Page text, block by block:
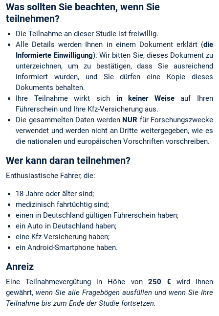
Was sollten Sie beachten, wenn Sie
teilnehmen?
Die Teilnahme an dieser Studie ist freiwillig.
Alle Details werden Ihnen in einem Dokument erklärt (die
Informierte Einwilligung). Wir bitten Sie, dieses Dokument zu
unterzeichnen, um zu bestätigen, dass Sie ausreichend
informiert wurden, und Sie dürfen eine Kopie dieses
Dokuments behalten.
Ihre Teilnahme wirkt sich in keiner Weiseauf Ihren
Führerschein und Ihre Kfz-Versicherung aus.
Die gesammelten Daten werden NUR für Forschungszwecke
verwendet und werden nicht an Dritte weitergegeben, wie es
die nationalen und europäischen Vorschriften vorschreiben.
Wer kann daran teilnehmen?
Enthusiastische Fahrer, die:
18 Jahre oder älter sind;
medizinisch fahrtüchtig sind;
einen in Deutschland gültigen Führerschein haben;
ein Auto in Deutschland haben;
eine Kfz-Versicherung haben;
ein Android-Smartphone haben.
Anreiz
Eine Teilnahmevergütung in Höhe von 250 € wird Ihnen
gewährt, wenn Sie alle Fragebögen ausfüllen und wenn Sie Ihre
Teilnahme bis zum Ende der Studie fortsetzen.